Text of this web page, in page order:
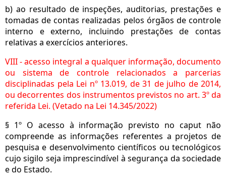
b) ao resultado de inspeções, auditorias, prestações e
tomadas de contas realizadas pelos órgãos de controle
interno e externo, incluindo prestações de contas
relativas a exercícios anteriores.
VIII - acesso integral a qualquer informação, documento
ou sistema de controle relacionados a parcerias
disciplinadas pela Lei nº 13.019, de 31 de julho de 2014,
ou decorrentes dos instrumentos previstos no art. 3º da
referida Lei. (Vetado na Lei 14.345/2022)
§ 1º O acesso à informação previsto no caput não
compreende as informações referentes a projetos de
pesquisa e desenvolvimento científicos ou tecnológicos
cujo sigilo seja imprescindível à segurança da sociedade
e do Estado.